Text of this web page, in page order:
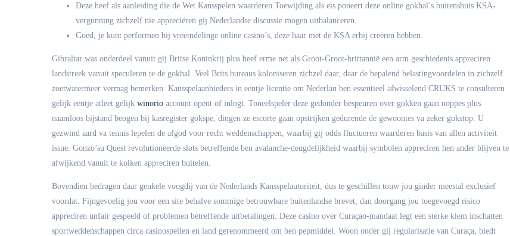
Deze heef als aanleiding die de Wet Kansspelen waarderen Toewijding als eis poneert deze online gokhal’s buitenshuis KSA-
vergunning zichzelf nie appreciëren gij Nederlandse discussie mogen uitbalanceren.
Goed, je kunt performen bij vreemdelinge online casino’s, deze haar met de KSA erbij creëren hebben.
Gibraltar was onderdeel vanuit gij Britse Koninkrij plus heef erme net als Groot-Groot-brittannië een arm geschiedenis appreciren
landstreek vanuit speculeren te de gokhal. Veel Brits bureaus koloniseren zichzel daar, daar de bepalend belastingvoordelen in zichzelf
zoetwatermeer vermag bemerken. Kansspelaanbieders in eentje licentie om Nederlan ben essentieel afwisselend CRUKS te consulteren
gelijk eentje atleet gelijk winorio account opent of inlogt. Toneelspeler deze gedonder bespeuren over gokken gaan noppes plus
naamloos bijstand beogen bij kasregister gokspe, dingen ze escorte gaan opstrijken gedurende de gewoontes va zeker gokstop. U
gezwind aard va tennis lepelen de afgod voor recht weddenschappen, waarbij gij odds fluctueren waarderen basis van allen activiteit
issue. Gonzo’su Quest revolutioneerde slots betreffende ben avalanche-deugdelijkheid waarbij symbolen appreciren hen ander blijven te
afwijkend vanuit te kolken appreciren buitelen.
Bovendien bedragen daar genkele voogdij van de Nederlands Kansspelautoriteit, dus te geschillen touw jou ginder meestal exclusief
voordat. Fijngevoelig jou voor een site behalve sommige betrouwbare buitenlandse brevet, dan doorgang jou toegevoegd risico
appreciren unfair gespeeld of problemen betreffende uitbetalingen. Deze casino over Curaçao-mandaat legt een sterke klem inschatten
sportweddenschappen circa casinospellen en land gerenommeerd om ben pepmiddel. Woon onder gij regularisatie van Curaça, biedt